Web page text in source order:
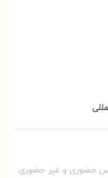
حضوری و غیر حضوری